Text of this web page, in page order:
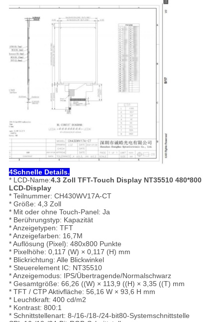
4Schnelle Details.
* LCD-Name:4.3 Zoll TFT-Touch Display NT35510 480*800
LCD-Display
* Teilnummer: CH430WV17A-CT
* Größe: 4,3 Zoll
* Mit oder ohne Touch-Panel: Ja
* Berührungstyp: Kapazität
* Anzeigetypen: TFT
* Anzeigefarben: 16,7M
* Auflösung (Pixel): 480x800 Punkte
* Pixelhöhe: 0,117 (W) × 0,117 (H) mm
* Blickrichtung: Alle Blickwinkel
* Steuerelement IC: NT35510
* Anzeigemodus: IPS/Übertragende/Normalschwarz
* Gesamtgröße: 66,26 ((W) × 113,9 ((H) × 3,35 ((T) mm
* TFT / CTP Aktivfläche: 56,16 W × 93,6 H mm
* Leuchtkraft: 400 cd/m2
* Kontrast: 800:1
* Schnittstellenart: 8-/16-/18-/24-bit80-Systemschnittstelle